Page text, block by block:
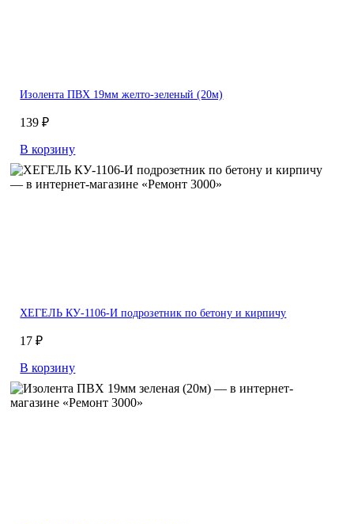
Изолента ПВХ 19мм желто-зеленый (20м)
139 ₽
В корзину
ХЕГЕЛЬ КУ-1106-И подрозетник по бетону и кирпичу
17 ₽
В корзину